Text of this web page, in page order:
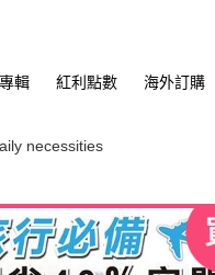
輯 紅利點數 海外訂購
necessities